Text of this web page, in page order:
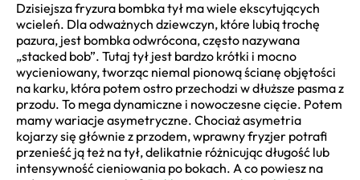
Dzisiejsza fryzura bombka tył ma wiele ekscytujących
wcieleń. Dla odważnych dziewczyn, które lubią trochę
pazura, jest bombka odwrócona, często nazywana
„stacked bob”. Tutaj tył jest bardzo krótki i mocno
wycieniowany, tworząc niemal pionową ścianę objętości
na karku, która potem ostro przechodzi w dłuższe pasma z
przodu. To mega dynamiczne i nowoczesne cięcie. Potem
mamy wariacje asymetryczne. Chociaż asymetria
kojarzy się głównie z przodem, wprawny fryzjer potrafi
przenieść ją też na tył, delikatnie różnicując długość lub
intensywność cieniowania po bokach. A co powiesz na